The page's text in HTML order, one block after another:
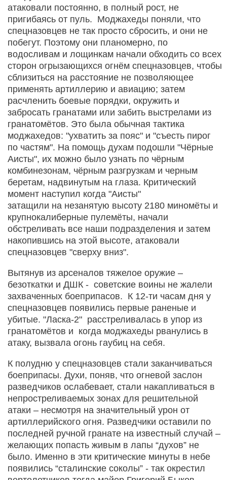
атаковали постоянно, в полный рост, не
пригибаясь от пуль. Моджахеды поняли, что
спецназовцев не так просто сбросить, и они не
побегут. Поэтому они планомерно, по
водосливам и лощинкам начали обходить со всех
сторон огрызающихся огнём спецназовцев, чтобы
сблизиться на расстояние не позволяющее
применять артиллерию и авиацию; затем
расчленить боевые порядки, окружить и
забросать гранатами или забить выстрелами из
гранатомётов. Это была обычная тактика
моджахедов: "ухватить за пояс" и "съесть пирог
по частям". На помощь духам подошли "Чёрные
Аисты", их можно было узнать по чёрным
комбинезонам, чёрным разгрузкам и черным
беретам, надвинутым на глаза. Критический
момент наступил когда "Аисты"
затащили на незанятую высоту 2180 миномёты и
крупнокалиберные пулемёты, начали
обстреливать все наши подразделения и затем
накопившись на этой высоте, атаковали
спецназовцев "сверху вниз".
Вытянув из арсеналов тяжелое оружие –
безоткатки и ДШК - советские воины не жалели
захваченных боеприпасов. К 12-ти часам дня у
спецназовцев появились первые раненые и
убитые. "Ласка-2" расстреливалась в упор из
гранатомётов и когда моджахеды рванулись в
атаку, вызвала огонь гаубиц на себя.
К полудню у спецназовцев стали заканчиваться
боеприпасы. Духи, поняв, что огневой заслон
разведчиков ослабевает, стали накапливаться в
непростреливаемых зонах для решительной
атаки – несмотря на значительный урон от
артиллерийского огня. Разведчики оставили по
последней ручной гранате на известный случай –
желающих попасть живым в лапы “духов” не
было. Именно в эти критические минуты в небе
появились “сталинские соколы” - так окрестил